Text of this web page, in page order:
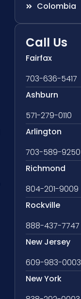
Colombia
Call Us
Fairfax
703-636-5417
Ashburn
571-279-0110
Arlington
703-589-9250
Richmond
804-201-9009
Rockville
888-437-7747
New Jersey
609-983-0003
New York